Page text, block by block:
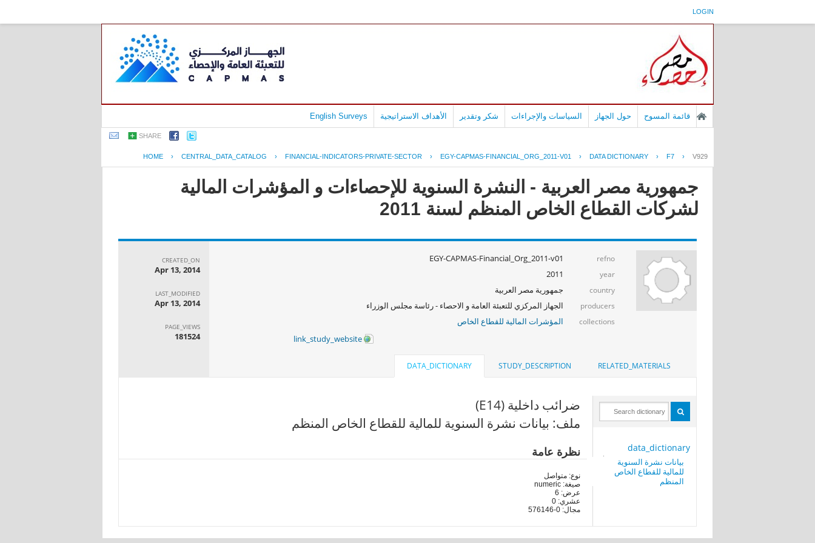
LOGIN
قائمة المسوح حول الجهاز السياسات والإجراءات شكر وتقدير الأهداف الاستراتيجية English Surveys
SHARE
HOME › CENTRAL_DATA_CATALOG › FINANCIAL-INDICATORS-PRIVATE-SECTOR › EGY-CAPMAS-FINANCIAL_ORG_2011-V01 › DATA DICTIONARY › F7 › V929
جمهورية مصر العربية - النشرة السنوية للإحصاءات و المؤشرات المالية
لشركات القطاع الخاص المنظم لسنة 2011
refno
EGY-CAPMAS-Financial_Org_2011-v01
year
2011
country جمهورية مصر العربية
producers الجهاز المركزي للتعبئة العامة و الاحصاء - رئاسة مجلس الوزراء
collections
المؤشرات المالية للقطاع الخاص
link_study_website
CREATED_ON
Apr 13, 2014
LAST_MODIFIED
Apr 13, 2014
PAGE_VIEWS
181524
RELATED_MATERIALS
STUDY_DESCRIPTION
DATA_DICTIONARY
data_dictionary
بيانات نشرة السنوية
للمالية للقطاع الخاص
المنظم
ضرائب داخلية (E14)
ملف: بيانات نشرة السنوية للمالية للقطاع الخاص المنظم
نظرة عامة
نوع: متواصل
صيغة: numeric
عرض: 6
عشري: 0
مجال: 0-576146